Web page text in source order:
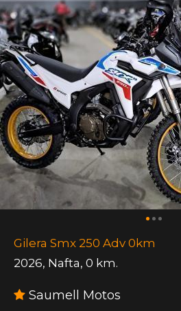
Gilera Smx 250 Adv 0km
2026, Nafta, 0 km.
Saumell Motos